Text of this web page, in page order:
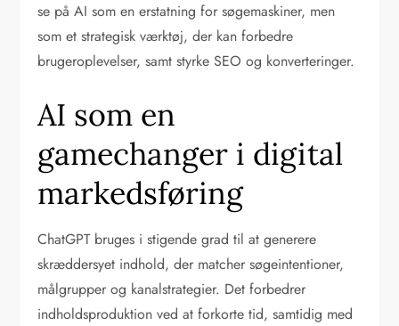
se på AI som en erstatning for søgemaskiner, men
som et strategisk værktøj, der kan forbedre
brugeroplevelser, samt styrke SEO og konverteringer.
AI som en
gamechanger i digital
markedsføring
ChatGPT bruges i stigende grad til at generere
skræddersyet indhold, der matcher søgeintentioner,
målgrupper og kanalstrategier. Det forbedrer
indholdsproduktion ved at forkorte tid, samtidig med